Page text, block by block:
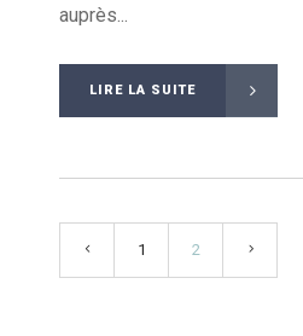
auprès...
LIRE LA SUITE
1 2